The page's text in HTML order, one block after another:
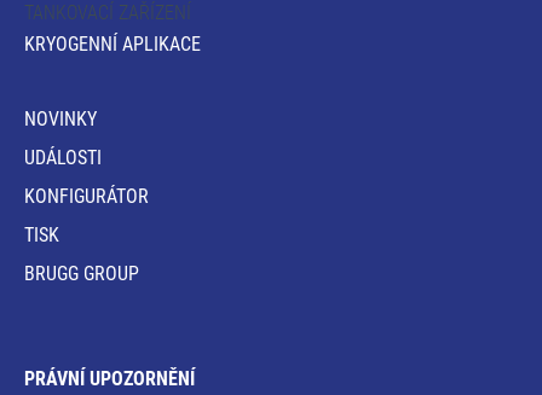
TANKOVACÍ ZAŘÍZENÍ
KRYOGENNÍ APLIKACE
NOVINKY
UDÁLOSTI
KONFIGURÁTOR
TISK
BRUGG GROUP
PRÁVNÍ UPOZORNĚNÍ